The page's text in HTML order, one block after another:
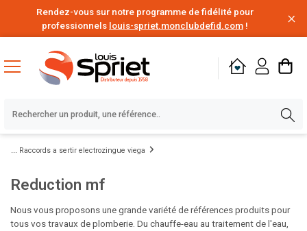
Rendez-vous sur notre programme de fidélité pour
professionnels louis-spriet.monclubdefid.com !
Raccords a sertir electrozingue viega
Reduction mf
Nous vous proposons une grande variété de références produits pour
tous vos travaux de plomberie. Du chauffe-eau au traitement de l'eau,